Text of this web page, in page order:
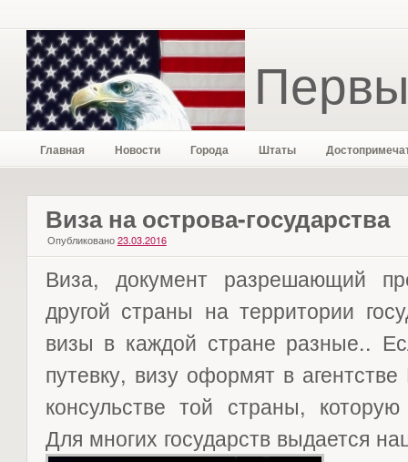
Главная Новости Города Штаты
Виза на острова-государства
Опубликовано 23.03.2016
Виза, документ разрешающий
другой страны на территории
визы в каждой стране разные..
путевку, визу оформят в
консульстве той страны, которую
Для многих государств выдается